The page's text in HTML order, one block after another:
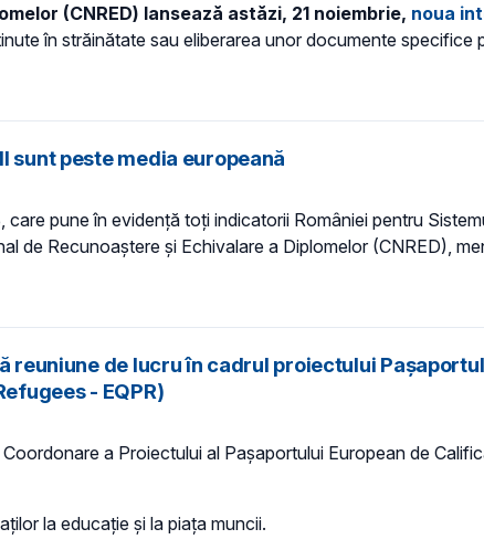
(CNRED) lansează astăzi, 21 noiembrie, noua
în străinătate sau eliberarea unor documente specifice
sunt peste media europeană
care pune în evidență toți indicatorii României pentru
de Recunoaștere și Echivalare a Diplomelor (CNRED),
reuniune de lucru în cadrul proiectului Pașaportul
- EQPR)
a Proiectului al Pașaportului European de
la educație și la piața muncii.